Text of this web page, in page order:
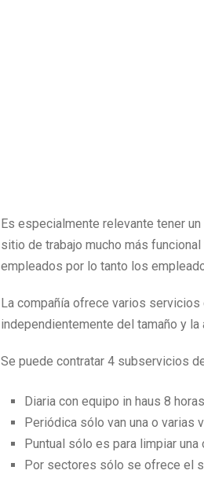
Es especialmente relevante tener
sitio de trabajo mucho más
empleados por lo tanto los
La compañía ofrece varios
independientemente del tamaño y
Se puede contratar 4 subservicios
Diaria con equipo in haus 8 horas
Periódica sólo van una o varias
Puntual sólo es para limpiar una
Por sectores sólo se ofrece el